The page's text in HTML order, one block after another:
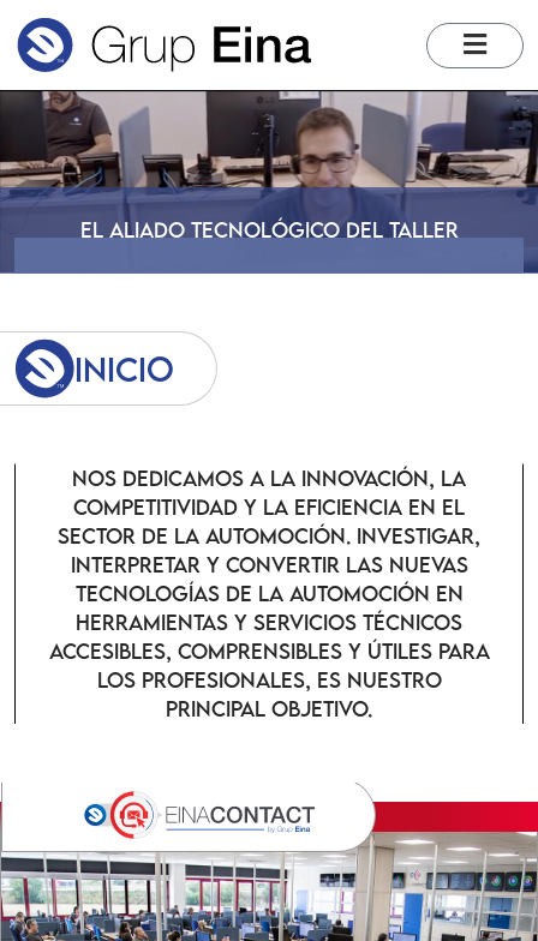
El aliado tecnológico del taller
Inicio
NOS DEDICAMOS A LA INNOVACIÓN, LA
COMPETITIVIDAD Y LA EFICIENCIA EN EL
SECTOR DE LA AUTOMOCIÓN. INVESTIGAR,
INTERPRETAR Y CONVERTIR LAS NUEVAS
TECNOLOGÍAS DE LA AUTOMOCIÓN EN
HERRAMIENTAS Y SERVICIOS TÉCNICOS
ACCESIBLES, COMPRENSIBLES Y ÚTILES PARA
LOS PROFESIONALES, ES NUESTRO
PRINCIPAL OBJETIVO.